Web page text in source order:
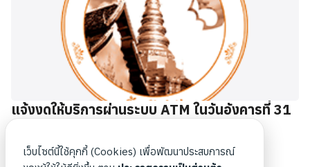
แจ้งงดให้บริการผ่านระบบ ATM ในวันอังคารที่ 31
31 ส.ค. 2564
เว็บไซต์นี้ใช้คุกกี้ (Cookies) เพื่อพัฒนาประสบการณ์